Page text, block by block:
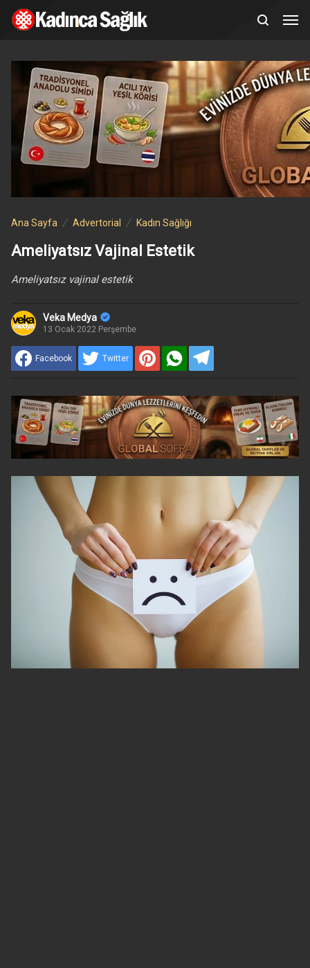
Ana Sayfa Advertorial Kadın Sağlığı
Ameliyatsız Vajinal Estetik
Ameliyatsız vajinal estetik
Veka Medya
13 Ocak 2022 Perşembe
Facebook Twitter